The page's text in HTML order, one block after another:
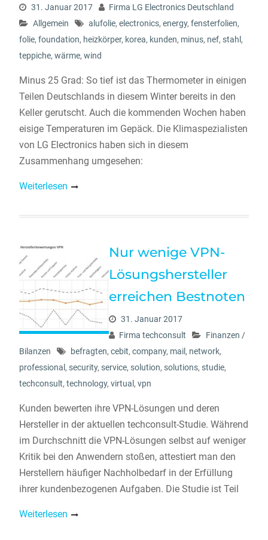
31. Januar 2017
Firma LG Electronics Deutschland
Allgemein
alufolie, electronics, energy, fensterfolien,
folie, foundation, heizkörper, korea, kunden, minus, nef, stahl ,
teppiche, wärme, wind
Minus 25 Grad: So tief ist das Thermometer in einigen
Teilen Deutschlands in diesem Winter bereits in den
Keller gerutscht. Auch die kommenden Wochen haben
eisige Temperaturen im Gepäck. Die Klimaspezialisten
von LG Electronics haben sich in diesem
Zusammenhang umgesehen:
Weiterlesen
Nur wenige VPN-
Lösungshersteller
erreichen Bestnoten
31. Januar 2017
Firma techconsult
Finanzen /
Bilanzen
befragten, cebit, company, mail , network,
professional , security, service, solution, solutions, studie,
techconsult, technology, virtual , vpn
Kunden bewerten ihre VPN-Lösungen und deren
Hersteller in der aktuellen techconsult-Studie. Während
im Durchschnitt die VPN-Lösungen selbst auf weniger
Kritik bei den Anwendern stoßen, attestiert man den
Herstellern häufiger Nachholbedarf in der Erfüllung
ihrer kundenbezogenen Aufgaben. Die Studie ist Teil
Weiterlesen